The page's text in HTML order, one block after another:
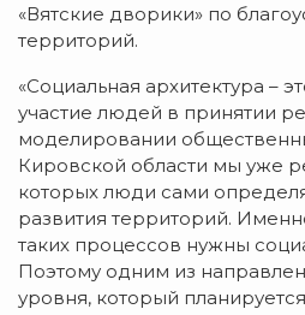
«Вятские дворики» по
территорий.
«Социальная архитектура –
участие людей в принятии
моделировании
Кировской области мы уже
которых люди сами
развития территорий.
таких процессов нужны
Поэтому одним из
уровня, который